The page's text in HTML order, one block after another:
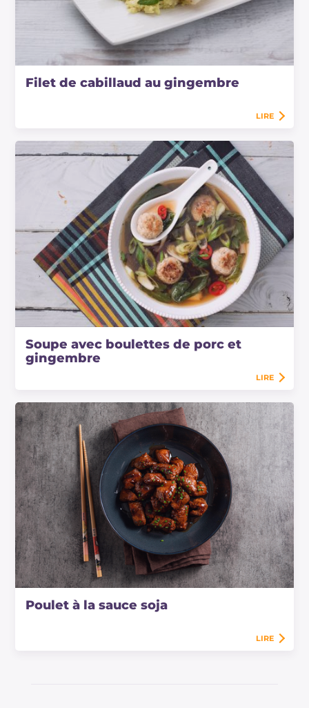
Filet de cabillaud au gingembre
LIRE
Soupe avec boulettes de porc et
gingembre
LIRE
Poulet à la sauce soja
LIRE